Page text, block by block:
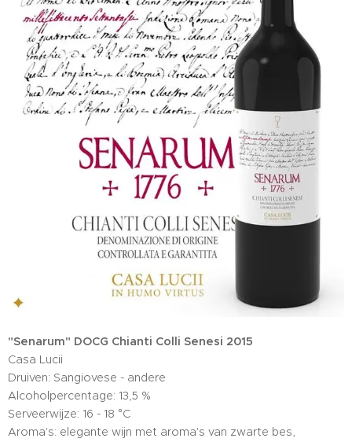
"Senarum" DOCG Chianti Colli Senesi 2015
Casa Lucii
Druiven: Sangiovese - andere
Alcoholpercentage: 13,5 %
Serveerwijze: 16 - 18 °C
Aroma's: elegante wijn met aroma's van zwarte bes,